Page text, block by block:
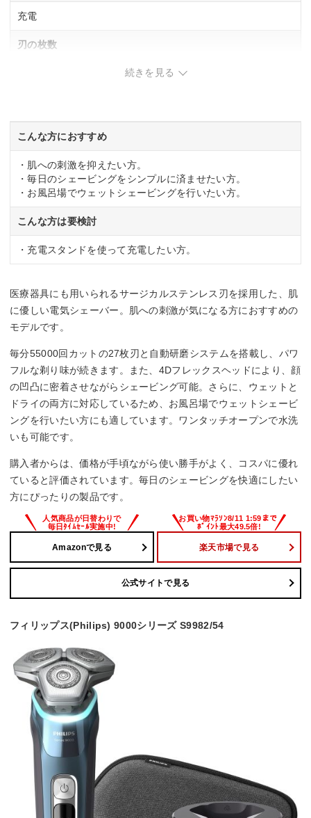
充電
刃の枚数
〇
水洗い可
本体サイズ
続きを見る
こんな方におすすめ
・肌への刺激を抑えたい方。
・毎日のシェービングをシンプルに済ませたい方。
・お風呂場でウェットシェービングを行いたい方。
こんな方は要検討
・充電スタンドを使って充電したい方。
医療器具にも用いられるサージカルステンレス刃を採用した、肌
に優しい電気シェーバー。肌への刺激が気になる方におすすめの
モデルです。
毎分55000回カットの27枚刃と自動研磨システムを搭載し、パワ
フルな剃り味が続きます。また、4Dフレックスヘッドにより、顔
の凹凸に密着させながらシェービング可能。さらに、ウェットと
ドライの両方に対応しているため、お風呂場でウェットシェービ
ングを行いたい方にも適しています。ワンタッチオープンで水洗
いも可能です。
購入者からは、価格が手頃ながら使い勝手がよく、コスパに優れ
ていると評価されています。毎日のシェービングを快適にしたい
方にぴったりの製品です。
Amazonで見る 楽天市場で見る
公式サイトで見る
フィリップス(Philips) 9000シリーズ S9982/54